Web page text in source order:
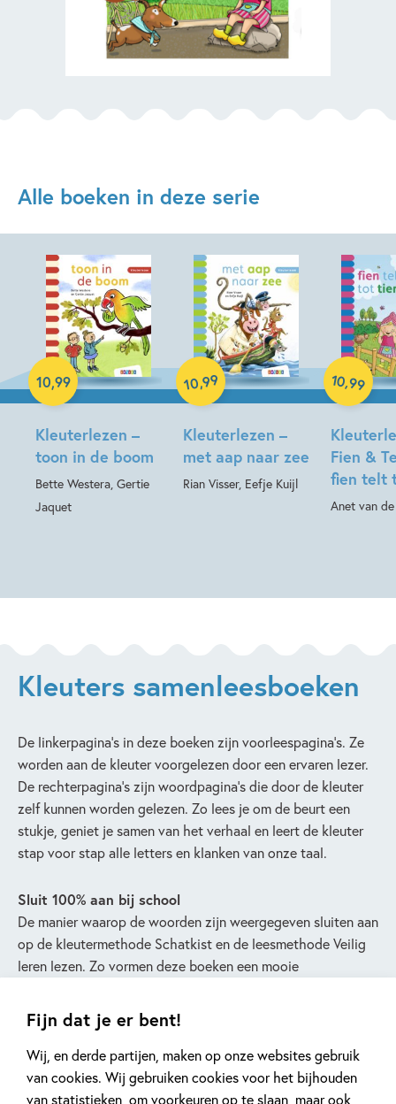
Fijn dat je er bent!
Wij, en derde partijen, maken op onze websites gebruik
van cookies. Wij gebruiken cookies voor het bijhouden
van statistieken, om voorkeuren op te slaan, maar ook
Alle boeken in deze serie
Kleuterlezen –
toon in de boom
Bette Westera, Gertie
Jaquet
10,99
Hardcover
Kleuterlezen –
met aap naar zee
Rian Visser, Eefje Kuijl
10,99
Hardcover
Fien &
fien telt
Anet van
10,99
Hardcover
Kleuters samenleesboeken
De linkerpagina’s in deze boeken zijn voorleespagina’s. Ze
worden aan de kleuter voorgelezen door een ervaren lezer.
De rechterpagina’s zijn woordpagina’s die door de kleuter
zelf kunnen worden gelezen. Zo lees je om de beurt een
stukje, geniet je samen van het verhaal en leert de kleuter
stap voor stap alle letters en klanken van onze taal.
Sluit 100% aan bij school
De manier waarop de woorden zijn weergegeven sluiten aan
op de kleutermethode Schatkist en de leesmethode Veilig
leren lezen. Zo vormen deze boeken een mooie